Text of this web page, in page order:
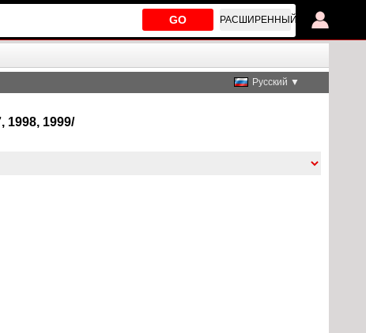
GO РАСШИРЕННЫЙ
Русский ▼
1998, 1999/